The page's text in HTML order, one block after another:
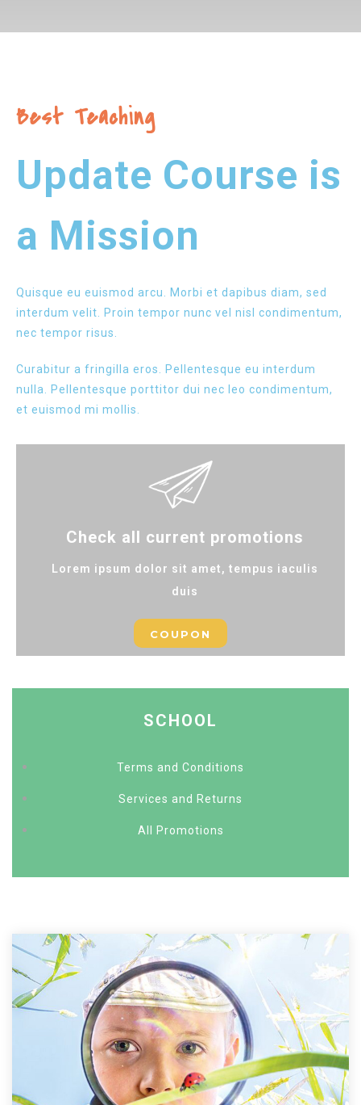
Best Teaching
Update Course is
a Mission
Quisque eu euismod arcu. Morbi et dapibus diam, sed
interdum velit. Proin tempor nunc vel nisl condimentum,
nec tempor risus.
Curabitur a fringilla eros. Pellentesque eu interdum
nulla. Pellentesque porttitor dui nec leo condimentum,
et euismod mi mollis.
Check all current promotions
Lorem ipsum dolor sit amet, tempus iaculis
duis
COUPON
SCHOOL
Terms and Conditions
Services and Returns
All Promotions